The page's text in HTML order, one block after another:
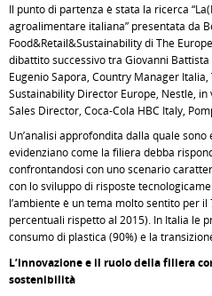
Il punto di partenza è stata la ricerca
agroalimentare italiana” presentata da
Food&Retail&Sustainability di The
dibattito successivo tra Giovanni
Eugenio Sapora, Country Manager
Sustainability Director Europe, Nestlè,
Sales Director, Coca-Cola HBC Italy,
Un’analisi approfondita dalla quale
evidenziano come la filiera debba
confrontandosi con uno scenario
con lo sviluppo di risposte
l’ambiente è un tema molto sentito per
percentuali rispetto al 2015). In Italia le
consumo di plastica (90%) e la
L’innovazione e il ruolo della filiera
sostenibilità